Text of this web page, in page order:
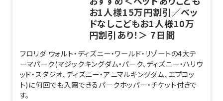
お1人様15万円割引／ベッ
ドなしこどもお1人様10万
円割引あり！＞ 7日間
フロリダ ウォルト・ディズニー・ワールド・リゾートの4大テ
ーマパーク(マジックキングダム・パーク、ディズニー・ハリウ
ッド・スタジオ、ディズニー・アニマルキングダム、エプコッ
ト)に何回でも入園できるパークホッパー・チケット付きで
す。